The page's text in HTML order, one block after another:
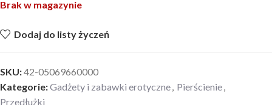
Brak w magazynie
Dodaj do listy życzeń
SKU:42-05069660000
Kategorie:Gadżety i zabawki erotyczne, Pierścienie,
Przedłużki